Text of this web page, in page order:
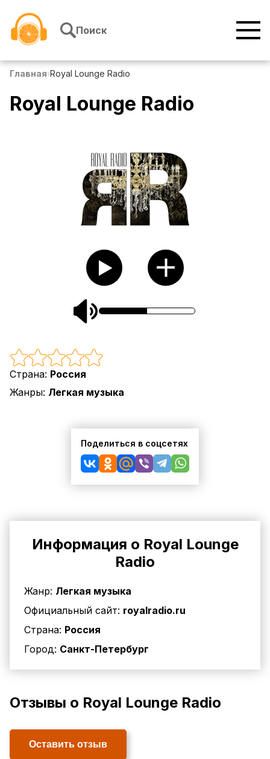
Поиск
Главная›Royal Lounge Radio
Royal Lounge Radio
Страна: Россия
Жанры: Легкая музыка
Поделиться в соцсетях
Информация о Royal Lounge
Radio
Жанр: Легкая музыка
Официальный сайт: royalradio.ru
Страна: Россия
Город: Санкт-Петербург
Отзывы о Royal Lounge Radio
Оставить отзыв